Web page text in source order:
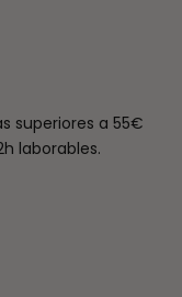
superiores a 55€
laborables.
123